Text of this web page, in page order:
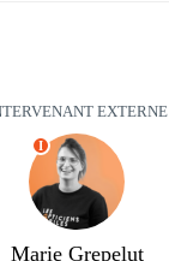
EXTERNE
I
Marie Grepelut